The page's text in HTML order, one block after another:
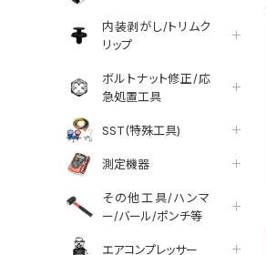
内装剥がし/トリムク
リップ
ボルトナット修正/応
急処置工具
SST(特殊工具)
測定機器
その他工具/ハンマ
ー/バール/ポンチ等
エアコンプレッサー